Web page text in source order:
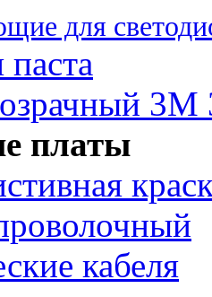
для
3M
платы
кабеля